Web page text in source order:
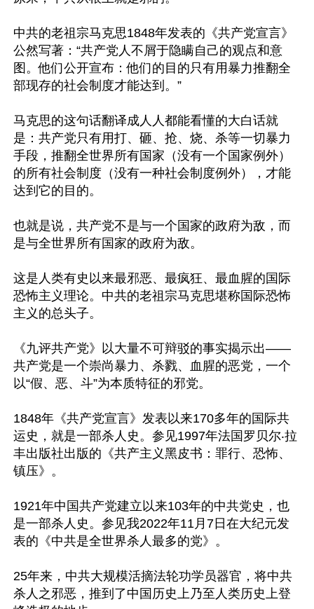
中共的老祖宗马克思1848年发表的《共产党宣言》
公然写著：“共产党人不屑于隐瞒自己的观点和意
图。他们公开宣布：他们的目的只有用暴力推翻全
部现存的社会制度才能达到。”
马克思的这句话翻译成人人都能看懂的大白话就
是：共产党只有用打、砸、抢、烧、杀等一切暴力
手段，推翻全世界所有国家（没有一个国家例外）
的所有社会制度（没有一种社会制度例外），才能
达到它的目的。
也就是说，共产党不是与一个国家的政府为敌，而
是与全世界所有国家的政府为敌。
这是人类有史以来最邪恶、最疯狂、最血腥的国际
恐怖主义理论。中共的老祖宗马克思堪称国际恐怖
主义的总头子。
《九评共产党》以大量不可辩驳的事实揭示出——
共产党是一个崇尚暴力、杀戮、血腥的恶党，一个
以“假、恶、斗”为本质特征的邪党。
1848年《共产党宣言》发表以来170多年的国际共
运史，就是一部杀人史。参见1997年法国罗贝尔‧拉
丰出版社出版的《共产主义黑皮书：罪行、恐怖、
镇压》。
1921年中国共产党建立以来103年的中共党史，也
是一部杀人史。参见我2022年11月7日在大纪元发
表的《中共是全世界杀人最多的党》。
25年来，中共大规模活摘法轮功学员器官，将中共
杀人之邪恶，推到了中国历史上乃至人类历史上登